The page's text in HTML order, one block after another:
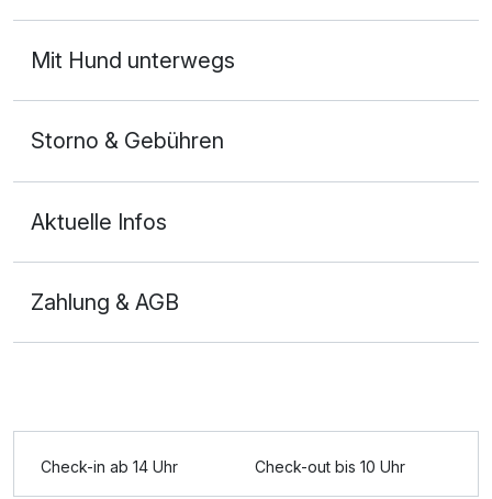
Zimmerservice verfügbar
Mit Hotelbar
Für 3 Tage p.P. ab215,00 €
Mit Hund unterwegs
Storno & Gebühren
Aktuelle Infos
Zahlung & AGB
Check-in ab 14 Uhr Check-out bis 10 Uhr